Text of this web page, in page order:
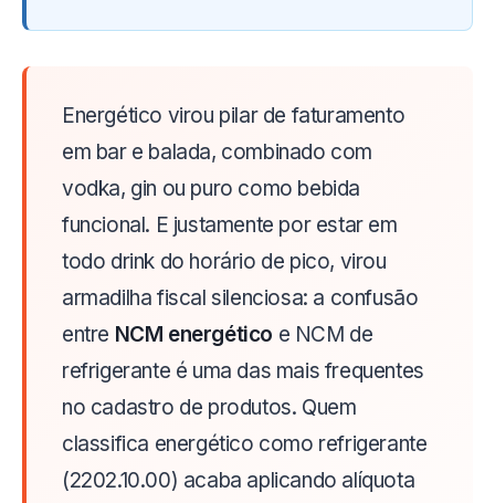
Energético virou pilar de faturamento
em bar e balada, combinado com
vodka, gin ou puro como bebida
funcional. E justamente por estar em
todo drink do horário de pico, virou
armadilha fiscal silenciosa: a confusão
entre NCM energético e NCM de
refrigerante é uma das mais frequentes
no cadastro de produtos. Quem
classifica energético como refrigerante
(2202.10.00) acaba aplicando alíquota